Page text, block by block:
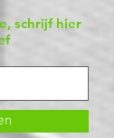
schrijf hier